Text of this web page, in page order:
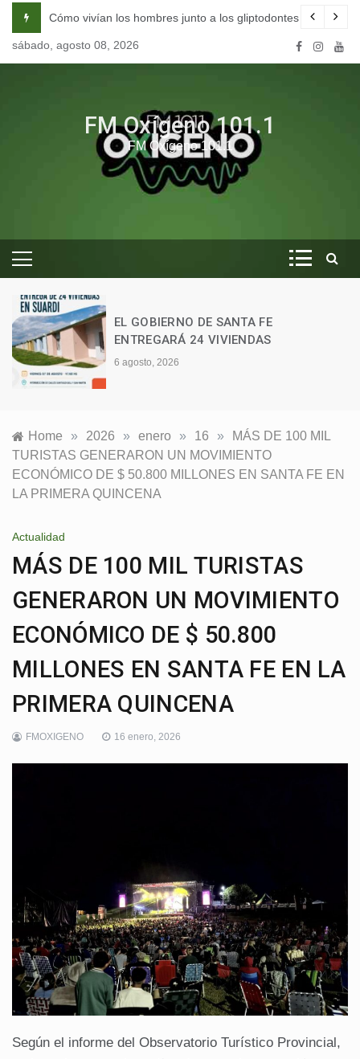
content
escuela de seducción en Córdoba.
Cómo vivían los hombres junto a los gliptodontes en nuestra
sábado, agosto 08, 2026
FM Oxígeno 101.1
FM Oxígeno 101.1
EL GOBIERNO DE SANTA FE
ENTREGARÁ 24 VIVIENDAS
6 agosto, 2026
Home » 2026 » enero » 16 »
MÁS DE 100 MIL
TURISTAS GENERARON UN MOVIMIENTO
ECONÓMICO DE $ 50.800 MILLONES EN SANTA FE EN
LA PRIMERA QUINCENA
Actualidad
MÁS DE 100 MIL TURISTAS
GENERARON UN MOVIMIENTO
ECONÓMICO DE $ 50.800
MILLONES EN SANTA FE EN LA
PRIMERA QUINCENA
FMOXIGENO 16 enero, 2026
Según el informe del Observatorio Turístico Provincial,